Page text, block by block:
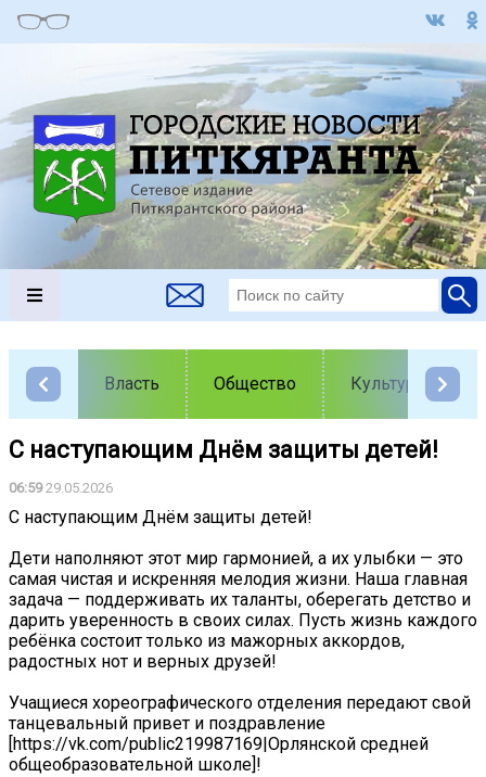
Власть Общество Культура
С наступающим Днём защиты детей!
06:5929.05.2026
С наступающим Днём защиты детей!
Дети наполняют этот мир гармонией, а их улыбки — это
самая чистая и искренняя мелодия жизни. Наша главная
задача — поддерживать их таланты, оберегать детство и
дарить уверенность в своих силах. Пусть жизнь каждого
ребёнка состоит только из мажорных аккордов,
радостных нот и верных друзей!
Учащиеся хореографического отделения передают свой
танцевальный привет и поздравление
[https://vk.com/public219987169|Орлянской средней
общеобразовательной школе]!